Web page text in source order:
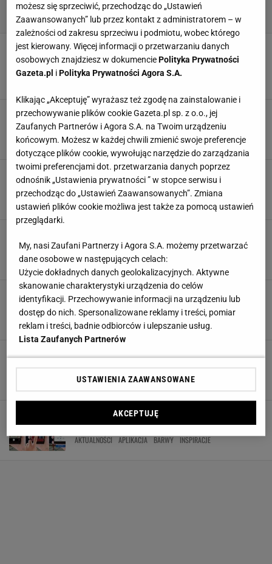
10 sposobów, w jakie smart home zmniejszył
moje rachunki. Prąd, ogrzewanie, woda -
sprawdź sama
Leje deszcz? Nic straconego. Zorganizuj sobie
w mieszkaniu kino domowe
ARANŻACJE WNĘTRZ DESIGN GAMING KINO DOMOWE
Ten trend podbija TikToka. Wyświetlają na
ścianach okna do innych światów
ARANŻACJE WNĘTRZ DESIGN GAMING PROJEKTOWANIE WNĘTRZ
przeszłości, która przeżywa wielki powrót!
GRACZE GRY NINTENDO NINTENDO SWITCH
Technologia stworzona do Twoich potrzeb.
Najlepsze oferty i niezawodna jakość!
LAPTOPY TECHNOLOGIE WNĘTRZA
Telewizor QLED 8K: 33 miliony inteligentnych
pikseli
AKTUALNOŚCI ROZRYWKA SALON SAMSUNG
Color Capture od Benjamin Moore - aplikacja,
która pomoże znaleźć nazwę koloru
AKTUALNOŚCI APLIKACJA BARWY INSPIRACJE
możesz się sprzeciwić, przechodząc do „Ustawień
Zaawansowanych” lub przez kontakt z administratorem – w
zależności od zakresu sprzeciwu i podmiotu, wobec którego
jest kierowany. Więcej informacji o przetwarzaniu danych
osobowych znajdziesz w dokumenciePolityka Prywatności
Gazeta.pl iPolityka Prywatności Agora S.A.
Klikając „Akceptuję” wyrażasz też zgodę na zainstalowanie i
przechowywanie plików cookie Gazeta.pl sp. z o.o., jej
Zaufanych Partnerów i Agora S.A. na Twoim urządzeniu
końcowym. Możesz w każdej chwili zmienić swoje preferencje
dotyczące plików cookie, wywołując narzędzie do zarządzania
twoimi preferencjami dot. przetwarzania danych poprzez
odnośnik „Ustawienia prywatności ” w stopce serwisu i
przechodząc do „Ustawień Zaawansowanych”. Zmiana
ustawień plików cookie możliwa jest także za pomocą ustawień
przeglądarki.
My, nasi Zaufani Partnerzy i Agora S.A. możemy przetwarzać
dane osobowe w następujących celach:
Użycie dokładnych danych geolokalizacyjnych. Aktywne
skanowanie charakterystyki urządzenia do celów
identyfikacji. Przechowywanie informacji na urządzeniu lub
dostęp do nich. Spersonalizowane reklamy i treści, pomiar
reklam i treści, badnie odbiorców i ulepszanie usług.
Lista Zaufanych Partnerów
USTAWIENIA ZAAWANSOWANE
AKCEPTUJĘ